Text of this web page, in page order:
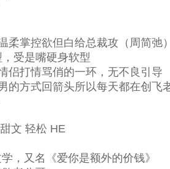
柔掌控欲但白给总裁攻（周简弛
受是嘴硬身软型
侣打情骂俏的一环，无不良引导
的方式回箭头所以每天都在创
文 轻松 HE
，又名《爱你是额外的价钱》